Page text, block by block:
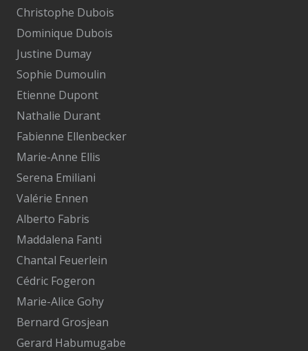
Christophe Dubois
Dominique Dubois
Justine Dumay
Sophie Dumoulin
Etienne Dupont
Nathalie Durant
Fabienne Ellenbecker
Marie-Anne Ellis
Serena Emiliani
Valérie Ennen
Alberto Fabris
Maddalena Fanti
Chantal Feuerlein
Cédric Fogeron
Marie-Alice Gohy
Bernard Grosjean
Gerard Habumugabe